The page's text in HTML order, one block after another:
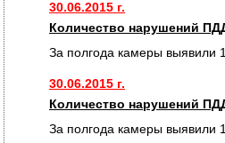
30.06.2015 г.
Количество нарушений
За полгода камеры
30.06.2015 г.
Количество нарушений
За полгода камеры